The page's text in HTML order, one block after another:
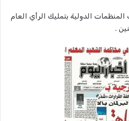
الدولية بتمليك الرأي العام
.